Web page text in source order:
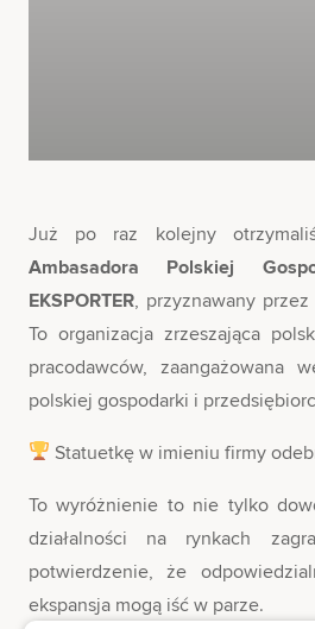
Już po raz kolejny
Ambasadora Polskiej
EKSPORTER, przyznawany
To organizacja zrzeszająca
pracodawców, zaangażowana
polskiej gospodarki i
Statuetkę w imieniu firmy
To wyróżnienie to nie tylko
działalności na rynkach
potwierdzenie, że
ekspansja mogą iść w parze.